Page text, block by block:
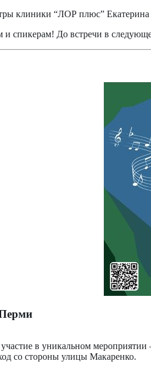
клиники “ЛОР плюс” Екатерина
и спикерам! До встречи в
в уникальном
со стороны улицы Макаренко.